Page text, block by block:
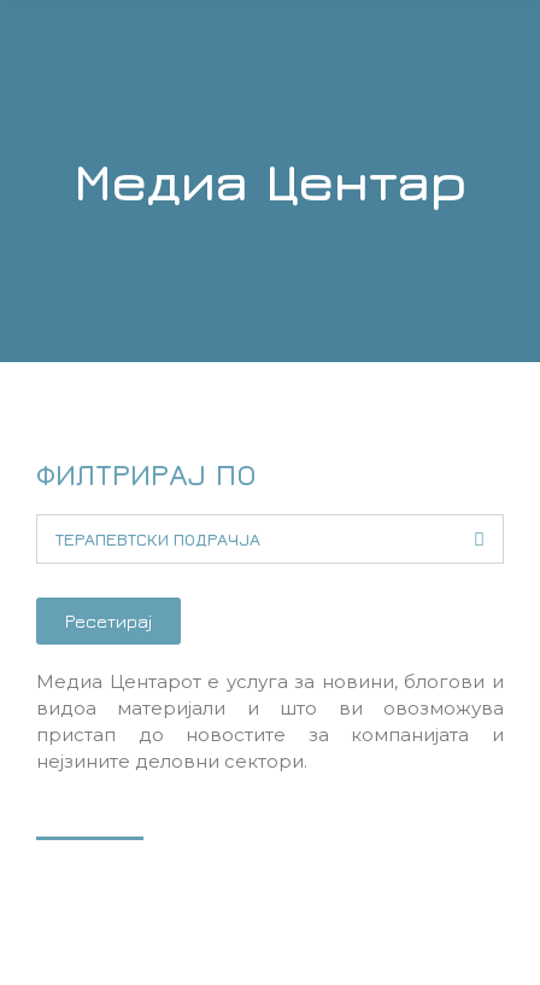
Медиа Центар
You are here:
ФИЛТРИРАЈ ПО
ТЕРАПЕВТСКИ ПОДРАЧЈА
Ресетирај
Медиа Центарот е услуга за новини, блогови и
видоа материјали и што ви овозможува
пристап до новостите за компанијата и
нејзините деловни сектори.